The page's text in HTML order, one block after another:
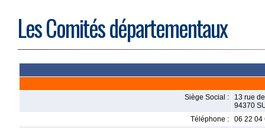
Les Comités départementaux
Siège Social :
13 rue
94370
Téléphone :
06 22 04